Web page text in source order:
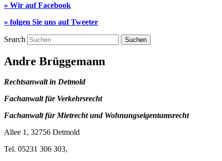
» Wir auf Facebook
» folgen Sie uns auf Tweeter
Search
Andre Brüggemann
Rechtsanwalt in Detmold
Fachanwalt für Verkehrsrecht
Fachanwalt für Mietrecht und Wohnungseigentumsrecht
Allee 1, 32756 Detmold
Tel. 05231 306 303,